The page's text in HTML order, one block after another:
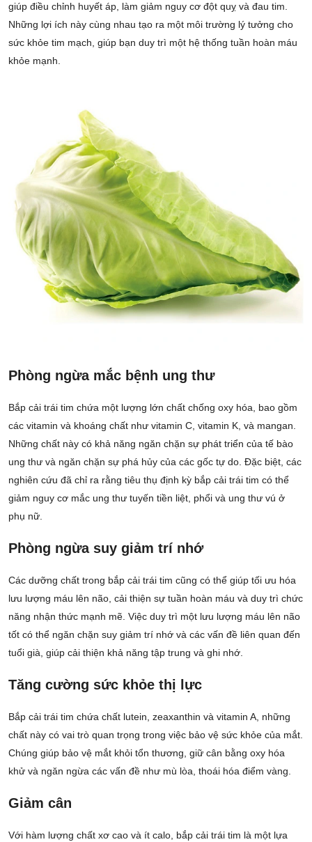
giúp điều chỉnh huyết áp, làm giảm nguy cơ đột quỵ và đau tim.
Những lợi ích này cùng nhau tạo ra một môi trường lý tưởng cho
sức khỏe tim mạch, giúp bạn duy trì một hệ thống tuần hoàn máu
khỏe mạnh.
Phòng ngừa mắc bệnh ung thư
Bắp cải trái tim chứa một lượng lớn chất chống oxy hóa, bao gồm
các vitamin và khoáng chất như vitamin C, vitamin K, và mangan.
Những chất này có khả năng ngăn chặn sự phát triển của tế bào
ung thư và ngăn chặn sự phá hủy của các gốc tự do. Đặc biệt, các
nghiên cứu đã chỉ ra rằng tiêu thụ định kỳ bắp cải trái tim có thể
giảm nguy cơ mắc ung thư tuyến tiền liệt, phổi và ung thư vú ở
phụ nữ.
Phòng ngừa suy giảm trí nhớ
Các dưỡng chất trong bắp cải trái tim cũng có thể giúp tối ưu hóa
lưu lượng máu lên não, cải thiện sự tuần hoàn máu và duy trì chức
năng nhận thức mạnh mẽ. Việc duy trì một lưu lượng máu lên não
tốt có thể ngăn chặn suy giảm trí nhớ và các vấn đề liên quan đến
tuổi già, giúp cải thiện khả năng tập trung và ghi nhớ.
Tăng cường sức khỏe thị lực
Bắp cải trái tim chứa chất lutein, zeaxanthin và vitamin A, những
chất này có vai trò quan trọng trong việc bảo vệ sức khỏe của mắt.
Chúng giúp bảo vệ mắt khỏi tổn thương, giữ cân bằng oxy hóa
khử và ngăn ngừa các vấn đề như mù lòa, thoái hóa điểm vàng.
Giảm cân
Với hàm lượng chất xơ cao và ít calo, bắp cải trái tim là một lựa